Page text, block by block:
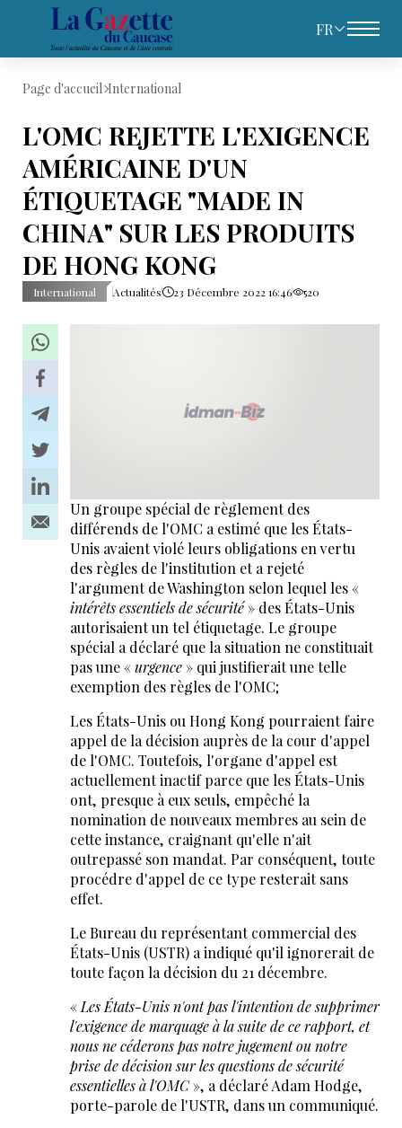
FR
Page d'accueil International
L'OMC REJETTE L'EXIGENCE
AMÉRICAINE D'UN
ÉTIQUETAGE "MADE IN
CHINA" SUR LES PRODUITS
DE HONG KONG
International Actualités 23 Décembre 2022 16:46 520
Un groupe spécial de règlement des
différends de l'OMC a estimé que les États-
Unis avaient violé leurs obligations en vertu
des règles de l'institution et a rejeté
l'argument de Washington selon lequel les «
intérêts essentiels de sécurité» des États-Unis
autorisaient un tel étiquetage. Le groupe
spécial a déclaré que la situation ne constituait
pas une «urgence» qui justifierait une telle
exemption des règles de l'OMC;
Les États-Unis ou Hong Kong pourraient faire
appel de la décision auprès de la cour d'appel
de l'OMC. Toutefois, l'organe d'appel est
actuellement inactif parce que les États-Unis
ont, presque à eux seuls, empêché la
nomination de nouveaux membres au sein de
cette instance, craignant qu'elle n'ait
outrepassé son mandat. Par conséquent, toute
procédre d'appel de ce type resterait sans
effet.
Le Bureau du représentant commercial des
États-Unis (USTR) a indiqué qu'il ignorerait de
toute façon la décision du 21 décembre.
« Les États-Unis n'ont pas l'intention de supprimer
l'exigence de marquage à la suite de ce rapport, et
nous ne céderons pas notre jugement ou notre
prise de décision sur les questions de sécurité
essentielles à l'OMC», a déclaré Adam Hodge,
porte-parole de l'USTR, dans un communiqué.